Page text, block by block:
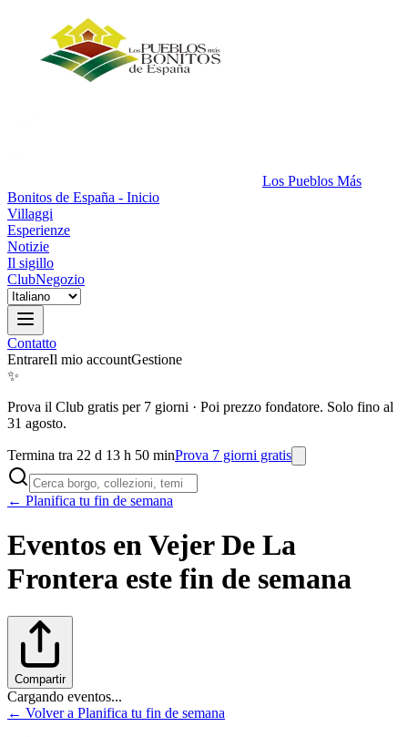
Los Pueblos Más
Bonitos de España - Inicio
Villaggi
Esperienze
Notizie
Il sigillo
ClubNegozio
Contatto
EntrareIl mio accountGestione
✨
Prova il Club gratis per 7 giorni · Poi prezzo fondatore. Solo fino al
31 agosto.
Termina tra 22 d 13 h 50 minProva 7 giorni gratis
← Planifica tu fin de semana
Eventos enVejer De La
Frontera este fin de semana
Compartir
Cargando eventos...
← Volver a Planifica tu fin de semana